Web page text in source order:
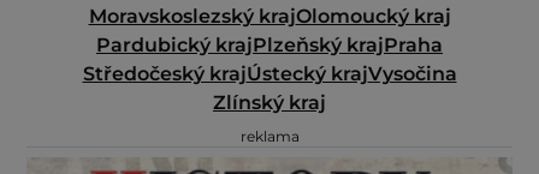
Moravskoslezský krajOlomoucký kraj
Pardubický krajPlzeňský krajPraha
Středočeský krajÚstecký krajVysočina
Zlínský kraj
reklama